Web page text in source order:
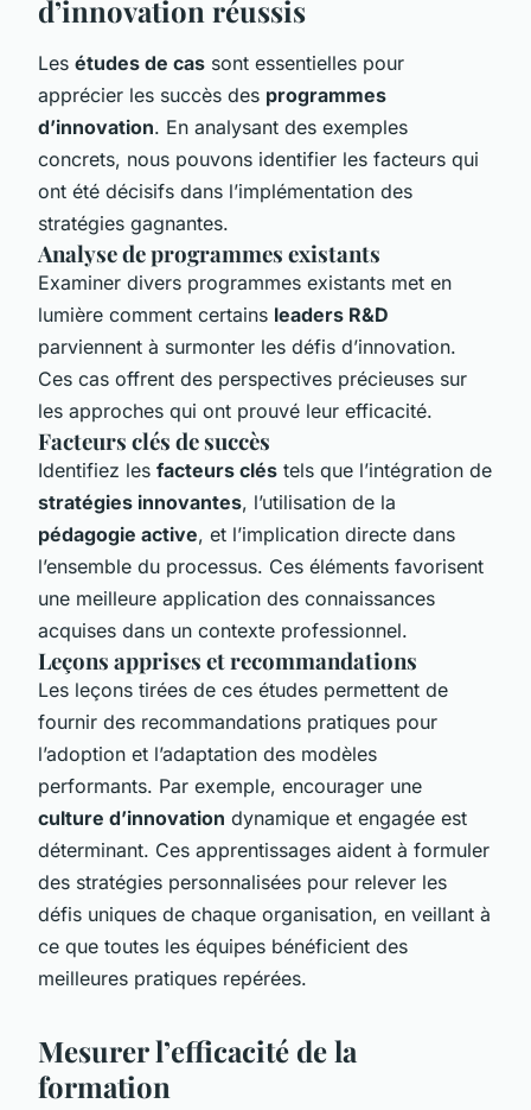
d’innovation réussis
Les études de cas sont essentielles pour
apprécier les succès des programmes
d’innovation. En analysant des exemples
concrets, nous pouvons identifier les facteurs qui
ont été décisifs dans l’implémentation des
stratégies gagnantes.
Analyse de programmes existants
Examiner divers programmes existants met en
lumière comment certains leaders R&D
parviennent à surmonter les défis d’innovation.
Ces cas offrent des perspectives précieuses sur
les approches qui ont prouvé leur efficacité.
Facteurs clés de succès
Identifiez les facteurs clés tels que l’intégration de
stratégies innovantes, l’utilisation de la
pédagogie active, et l’implication directe dans
l’ensemble du processus. Ces éléments favorisent
une meilleure application des connaissances
acquises dans un contexte professionnel.
Leçons apprises et recommandations
Les leçons tirées de ces études permettent de
fournir des recommandations pratiques pour
l’adoption et l’adaptation des modèles
performants. Par exemple, encourager une
culture d’innovation dynamique et engagée est
déterminant. Ces apprentissages aident à formuler
des stratégies personnalisées pour relever les
défis uniques de chaque organisation, en veillant à
ce que toutes les équipes bénéficient des
meilleures pratiques repérées.
Mesurer l’efficacité de la
formation